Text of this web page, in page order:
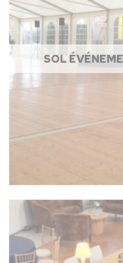
SOL